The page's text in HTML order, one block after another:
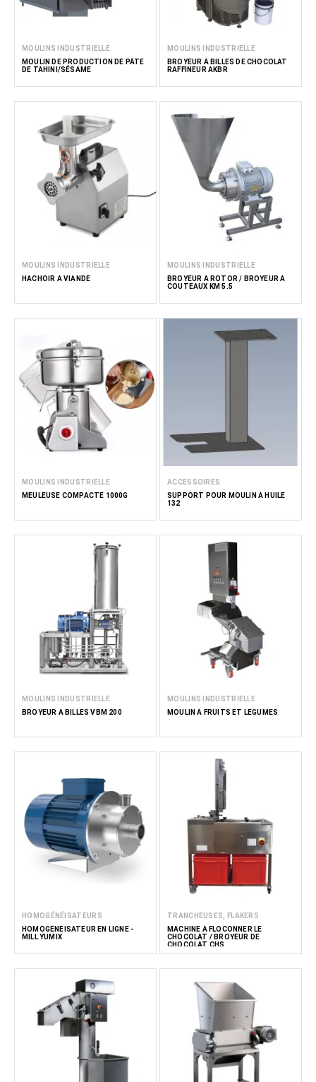
MOULINS INDUSTRIELLE
MOULIN DE PRODUCTION DE PÂTE
DE TAHINI/SÉSAME
MOULINS INDUSTRIELLE
BROYEUR À BILLES DE CHOCOLAT
RAFFINEUR AKBR
MOULINS INDUSTRIELLE
HACHOIR À VIANDE
MOULINS INDUSTRIELLE
BROYEUR À ROTOR / BROYEUR À
COUTEAUX KM 5.5
MOULINS INDUSTRIELLE
MEULEUSE COMPACTE 1000G
ACCESSOIRES
SUPPORT POUR MOULIN À HUILE
132
MOULINS INDUSTRIELLE
BROYEUR À BILLES VBM 200
MOULINS INDUSTRIELLE
MOULIN À FRUITS ET LÉGUMES
HOMOGÉNÉISATEURS
HOMOGÉNÉISATEUR EN LIGNE -
MILL YUMIX
TRANCHEUSES, FLAKERS
MACHINE À FLOCONNER LE
CHOCOLAT / BROYEUR DE
CHOCOLAT CHS